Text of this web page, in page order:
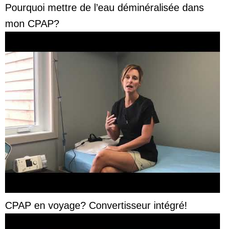
Pourquoi mettre de l’eau déminéralisée dans
mon CPAP?
CPAP en voyage? Convertisseur intégré!